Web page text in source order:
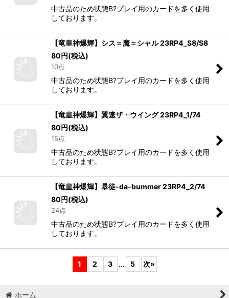
中古品のため状態B?プレイ用のカードを多く使用
しております。
【竜皇神爆輝】シス＝魔＝シャル 23RP4_S8/S8
80円(税込)
10点
中古品のため状態B?プレイ用のカードを多く使用
しております。
【竜皇神爆輝】翼速ザ・ウイング 23RP4_1/74
80円(税込)
15点
中古品のため状態B?プレイ用のカードを多く使用
しております。
【竜皇神爆輝】暴徒-da-bummer 23RP4_2/74
80円(税込)
24点
中古品のため状態B?プレイ用のカードを多く使用
しております。
1 2 3 ... 5 次»
ホーム